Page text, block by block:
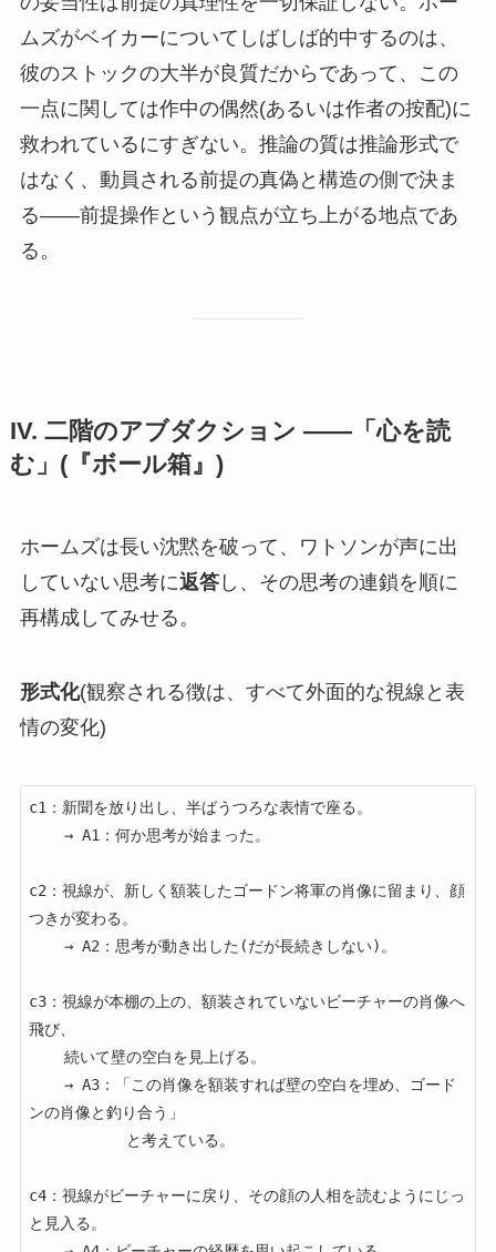
ムズがベイカーについてしばしば的中するのは、
彼のストックの大半が良質だからであって、この
一点に関しては作中の偶然(あるいは作者の按配)に
救われているにすぎない。推論の質は推論形式で
はなく、動員される前提の真偽と構造の側で決ま
る——前提操作という観点が立ち上がる地点であ
る。
IV. 二階のアブダクション ——「心を読
む」(『ボール箱』)
ホームズは長い沈黙を破って、ワトソンが声に出
していない思考に返答し、その思考の連鎖を順に
再構成してみせる。
形式化(観察される徴は、すべて外面的な視線と表
情の変化)
c1：新聞を放り出し、半ばうつろな表情で座る。
c2：視線が、新しく額装したゴードン将軍の肖像に留まり、顔
つきが変わる。
c3：視線が本棚の上の、額装されていないビーチャーの肖像へ
飛び、
ンの肖像と釣り合う」
c4：視線がビーチャーに戻り、その顔の人相を読むようにじっ
と見入る。